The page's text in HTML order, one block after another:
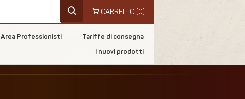
CARRELLO (0)
Area Professionisti
Tariffe di consegna
I nuovi prodotti